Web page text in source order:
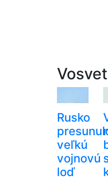
Rusko
veľkú
vojnovú
loď